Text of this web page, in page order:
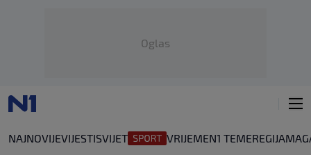
Oglas
NAJNOVIJEVIJESTISVIJET VRIJEMEN1 TEMEREGIJA